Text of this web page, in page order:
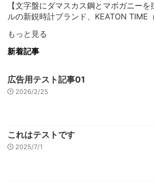
【文字盤にダマスカス鋼とマボガニー
ルの新鋭時計ブランド、KEATON TIME
もっと見る
新着記事
広告用テスト記事01
2026/2/25
これはテストです
2025/7/1